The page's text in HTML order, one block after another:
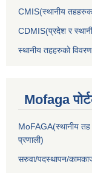
CMIS(स्थानीय तहहरुका
CDMIS(प्रदेश र
स्थानीय तहहरुको विवरण
Mofaga
MoFAGA(स्थानीय तह
प्रणाली)
सरुवा/पदस्थापन/